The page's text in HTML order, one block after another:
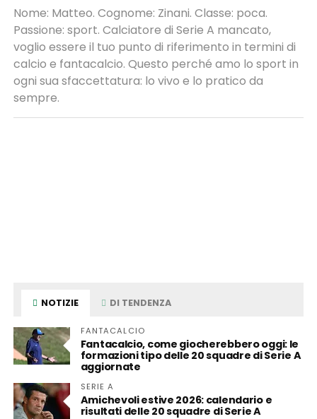
Nome: Matteo. Cognome: Zinani. Classe: poca.
Passione: sport. Calciatore di Serie A mancato,
voglio essere il tuo punto di riferimento in termini di
calcio e fantacalcio. Questo perché amo lo sport in
ogni sua sfaccettatura: lo vivo e lo pratico da
sempre.
NOTIZIE DI TENDENZA
FANTACALCIO
Fantacalcio, come giocherebbero oggi: le
formazioni tipo delle 20 squadre di Serie A
aggiornate
SERIE A
Amichevoli estive 2026: calendario e
risultati delle 20 squadre di Serie A